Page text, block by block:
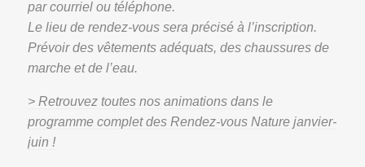
par courriel ou téléphone.
Le lieu de rendez-vous sera précisé à l’inscription.
Prévoir des vêtements adéquats, des chaussures de
marche et de l’eau.
> Retrouvez toutes nos animations dans le
programme complet des Rendez-vous Nature janvier-
juin !